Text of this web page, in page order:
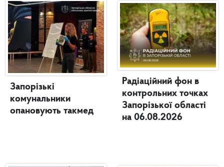
Запорізькі
комунальники
опановують такмед
Радіаційний фон в
контрольних точках
Запорізької області
на 06.08.2026